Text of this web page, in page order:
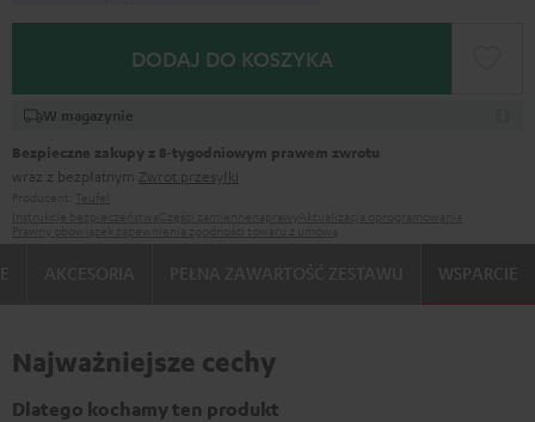
DODAJ DO KOSZYKA
W magazynie
Bezpieczne zakupy z 8‑tygodniowym prawem zwrotu
wraz z bezpłatnym Zwrot przesyłki
WSPARCIE
Najważniejsze cechy
Dlatego kochamy ten produkt